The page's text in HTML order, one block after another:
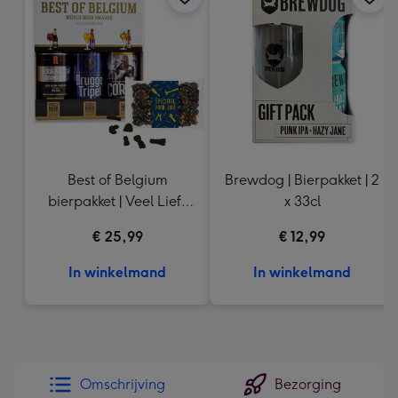
333
mm
Best of Belgium
bierpakket | Veel Liefs
€ 25,99
In winkelmand
Brewdog | Bierpakket | 2
x 33cl
€ 12,99
In winkelmand
Omschrijving Bezorging